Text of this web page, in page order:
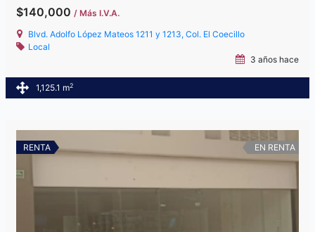
$140,000 / Más I.V.A.
Blvd. Adolfo López Mateos 1211 y 1213, Col. El Coecillo
Local
3 años hace
1,125.1 m2
RENTA EN RENTA